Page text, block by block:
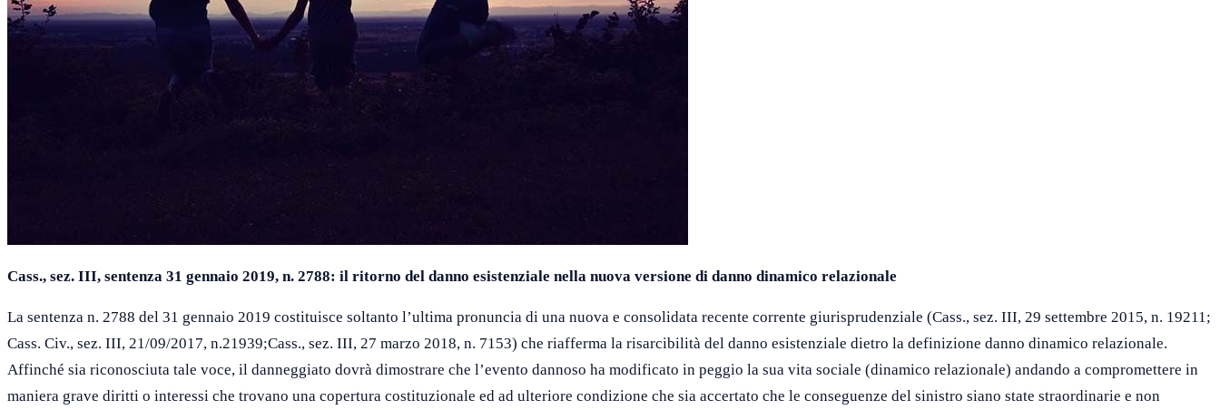
Cass., sez. III, sentenza 31 gennaio 2019, n. 2788: il ritorno del danno esistenziale nella nuova versione di danno dinamico relazionale
La sentenza n. 2788 del 31 gennaio 2019 costituisce soltanto l’ultima pronuncia di una nuova e consolidata recente corrente giurisprudenziale (Cass., sez. III, 29 settembre 2015, n. 19211;
Cass. Civ., sez. III, 21/09/2017, n.21939;Cass., sez. III, 27 marzo 2018, n. 7153) che riafferma la risarcibilità del danno esistenziale dietro la definizione danno dinamico relazionale.
Affinché sia riconosciuta tale voce, il danneggiato dovrà dimostrare che l’evento dannoso ha modificato in peggio la sua vita sociale (dinamico relazionale) andando a compromettere in
maniera grave diritti o interessi che trovano una copertura costituzionale ed ad ulteriore condizione che sia accertato che le conseguenze del sinistro siano state straordinarie e non